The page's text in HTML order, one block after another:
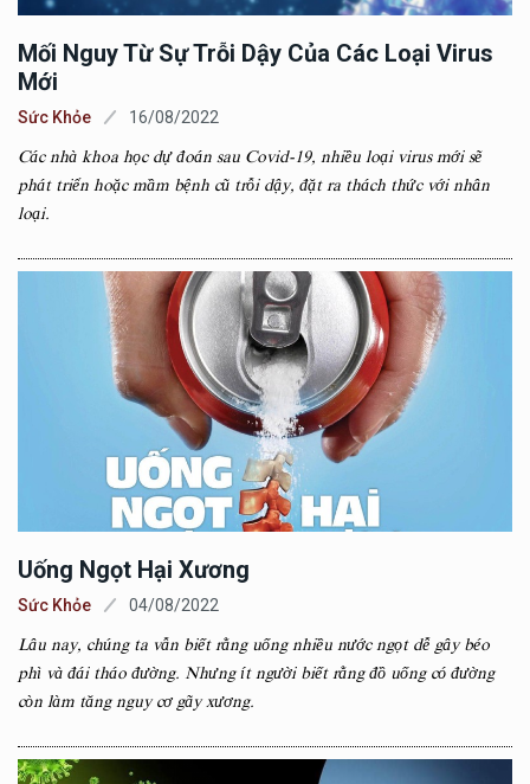
Mối Nguy Từ Sự Trỗi Dậy Của Các Loại Virus
Mới
Sức Khỏe 16/08/2022
Các nhà khoa học dự đoán sau Covid-19, nhiều loại virus mới sẽ
phát triển hoặc mầm bệnh cũ trỗi dậy, đặt ra thách thức với nhân
loại.
Uống Ngọt Hại Xương
Sức Khỏe 04/08/2022
Lâu nay, chúng ta vẫn biết rằng uống nhiều nước ngọt dễ gây béo
phì và đái tháo đường. Nhưng ít người biết rằng đồ uống có đường
còn làm tăng nguy cơ gãy xương.